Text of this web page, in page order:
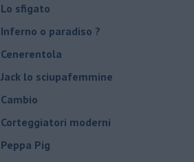
Lo sfigato
Inferno o paradiso ?
Cenerentola
Jack lo sciupafemmine
Cambio
Corteggiatori moderni
Peppa Pig